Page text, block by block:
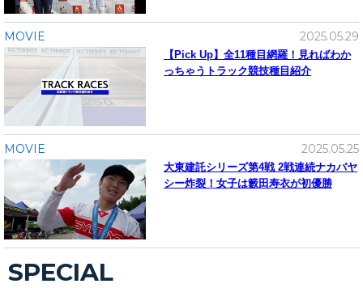
MOVIE 2025.05.29
【Pick Up】全11種目網羅！見ればわか
っちゃうトラック競技種目紹介
MOVIE 2025.05.25
大東建託シリーズ第4戦 2戦連続ナカバヤ
シー炸裂！女子は籔田寿衣が初優勝
SPECIAL